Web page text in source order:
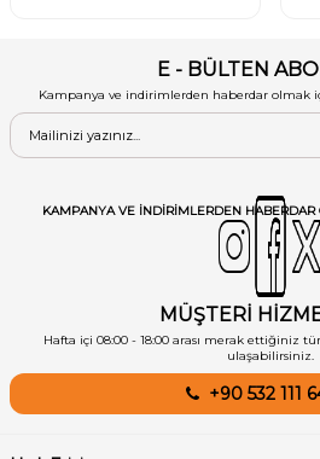
E - BÜLTEN
Kampanya ve indirimlerden haberdar olmak
KAMPANYA VE INDIRIMLERDEN
MÜŞTERİ
Hafta içi 08:00 - 18:00 arası merak ettiğiniz
ulaşabilirsiniz.
+90 532 111